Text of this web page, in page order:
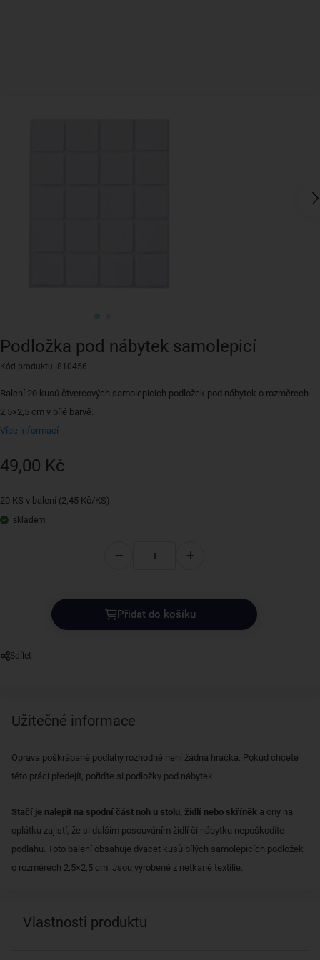
Podložka pod nábytek samolepicí
Kód produktu 810456
Balení 20 kusů čtvercových samolepicích podložek pod nábytek o rozměrech
2,5×2,5 cm v bílé barvě.
Více informací
49,00 Kč
20 KS v balení (2,45 Kč/KS)
skladem
Přidat do košíku
Sdílet
Užitečné informace
Oprava poškrábané podlahy rozhodně není žádná hračka. Pokud chcete
této práci předejít, pořiďte si podložky pod nábytek.
Stačí je nalepit na spodní část noh u stolu, židlí nebo skříněk a ony na
oplátku zajistí, že si dalším posouváním židlí či nábytku nepoškodíte
podlahu. Toto balení obsahuje dvacet kusů bílých samolepicích podložek
o rozměrech 2,5×2,5 cm. Jsou vyrobené z netkané textilie.
Vlastnosti produktu